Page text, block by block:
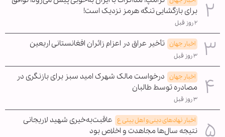
برای بازگشایی تنگه هرمز نزدیک است!
۲ روز قبل
اخبار جهان تأخیر عراق در اعزام زائران افغانستانی اربعین
۳ روز قبل
اخبار جهان درخواست مالک شهرک امید سبز برای بازنگری در
مصادره توسط طالبان
۳ روز قبل
اخبار نهادهای دینی و اهل بیتی ع عاقبت‌به‌خیری شهید لاریجانی
نتیجه سال‌ها مجاهدت و اخلاص بود